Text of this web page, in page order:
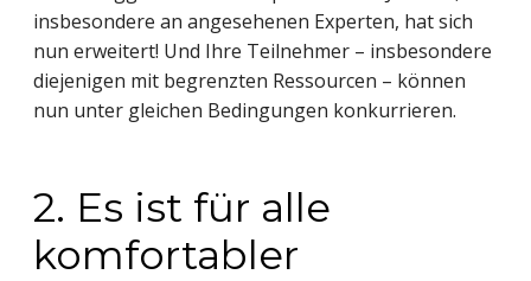
insbesondere an angesehenen Experten, hat sich
nun erweitert! Und Ihre Teilnehmer – insbesondere
diejenigen mit begrenzten Ressourcen – können
nun unter gleichen Bedingungen konkurrieren.
2. Es ist für alle
komfortabler